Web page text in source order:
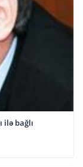
ilə bağlı